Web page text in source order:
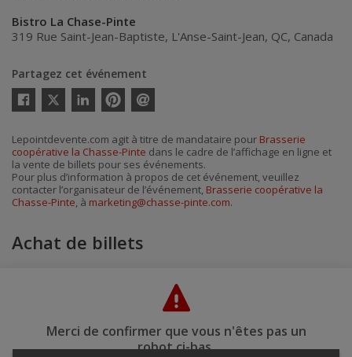
Bistro La Chase-Pinte
319 Rue Saint-Jean-Baptiste, L'Anse-Saint-Jean, QC, Canada
Partagez cet événement
Twitter
courriel
Lepointdevente.com agit à titre de mandataire pour Brasserie
coopérative la Chasse-Pinte dans le cadre de l’affichage en ligne et
la vente de billets pour ses événements.
Pour plus d’information à propos de cet événement, veuillez
contacter l’organisateur de l’événement, Brasserie coopérative la
Chasse-Pinte, à marketing@chasse-pinte.com.
Achat de billets
Merci de confirmer que vous n'êtes pas un
robot ci-bas.